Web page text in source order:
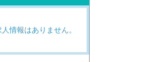
情報はありません。